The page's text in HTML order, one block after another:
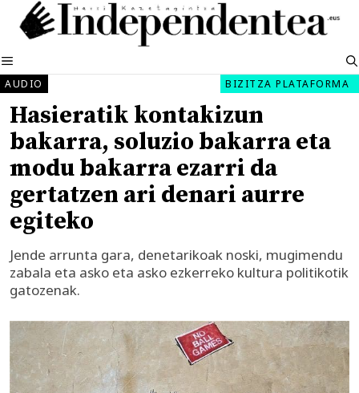
Edukira
salto
MENUA
AUDIO BIZITZA PLATAFORMA
Hasieratik kontakizun
bakarra, soluzio bakarra eta
modu bakarra ezarri da
gertatzen ari denari aurre
egiteko
Jende arrunta gara, denetarikoak noski, mugimendu
zabala eta asko eta asko ezkerreko kultura politikotik
gatozenak.